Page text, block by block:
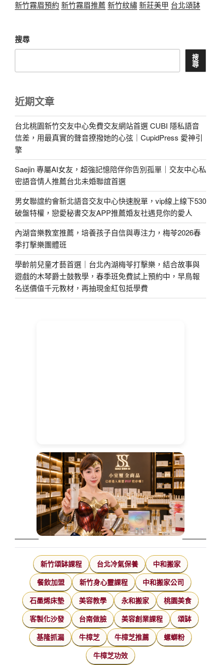
新竹霧眉預約 新竹霧眉推薦 新竹紋繡新莊美甲 台北頌缽
搜尋
搜
尋
近期文章
台北桃園新竹交友中心免費交友網站首選 CUBI 隱私語音
信差，用最真實的聲音撩撥她的心弦｜CupidPress 愛神引
擎
Saejin 專屬AI女友，超強記憶陪伴你告別孤單｜交友中心私
密語音情人推薦台北未婚聯誼首選
男女聯誼約會新北語音交友中心快速脫單，vip線上線下530
破盤特權，戀愛秘書交友APP推薦婚友社遇見你的愛人
內湖音樂教室推薦，培養孩子自信與專注力，梅苓2026春
季打擊樂團體班
學齡前兒童才藝首選｜台北內湖梅苓打擊樂，結合故事與
遊戲的木琴爵士鼓教學，春季班免費試上預約中，早鳥報
名送價值千元教材，再抽現金紅包抵學費
新竹頌缽課程 台北冷氣保養 中和搬家
餐飲加盟 新竹身心靈課程 中和搬家公司
石墨烯床墊 美容教學 永和搬家 桃園美食
客製化沙發 台南做臉 美容創業課程 頌缽
基隆抓漏 牛樟芝 牛樟芝推薦 螺螄粉
牛樟芝功效